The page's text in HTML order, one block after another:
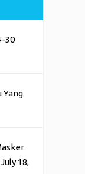
Yang
July 18,